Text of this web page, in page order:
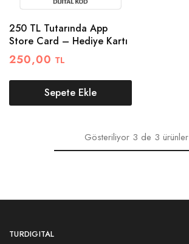
250 TL Tutarında App
Store Card – Hediye Kartı
250,00 TL
Sepete Ekle
Gösteriliyor3 de 3 ürünler
TURDIGITAL